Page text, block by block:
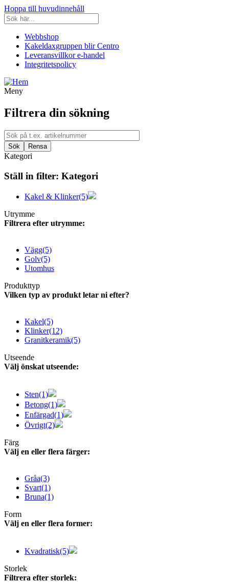
Hoppa till huvudinnehåll
Webbshop
Kakeldaxgruppen blir Centro
Leveransvillkor e-handel
Integritetspolicy
Meny
Filtrera din sökning
Kategori
Ställ in filter: Kategori
Kakel & Klinker(5)
Utrymme
Filtrera efter utrymme:
Vägg(5)
Golv(5)
Utomhus
Produkttyp
Vilken typ av produkt letar ni efter?
Kakel(5)
Klinker(12)
Granitkeramik(5)
Utseende
Välj önskat utseende:
Sten(1)
Betong(1)
Enfärgad(1)
Övrigt(2)
Färg
Välj en eller flera färger:
Gråa(3)
Svart(1)
Bruna(1)
Form
Välj en eller flera former:
Kvadratisk(5)
Storlek
Filtrera efter storlek: